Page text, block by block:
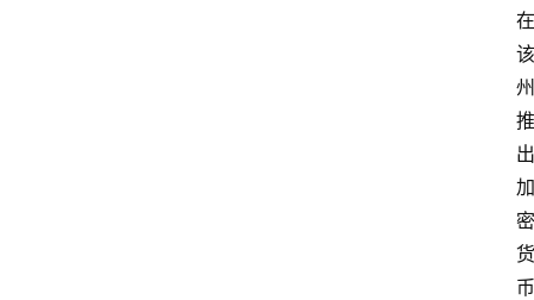
在
该
州
推
出
加
密
货
币